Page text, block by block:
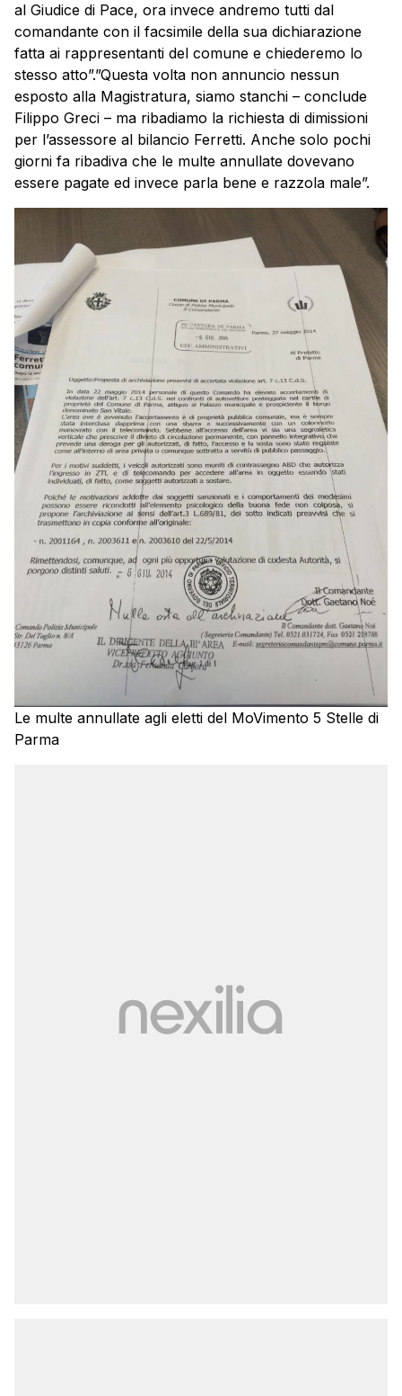
al Giudice di Pace, ora invece andremo tutti dal
comandante con il facsimile della sua dichiarazione
fatta ai rappresentanti del comune e chiederemo lo
stesso atto”.”Questa volta non annuncio nessun
esposto alla Magistratura, siamo stanchi – conclude
Filippo Greci – ma ribadiamo la richiesta di dimissioni
per l’assessore al bilancio Ferretti. Anche solo pochi
giorni fa ribadiva che le multe annullate dovevano
essere pagate ed invece parla bene e razzola male”.
Le multe annullate agli eletti del MoVimento 5 Stelle di
Parma